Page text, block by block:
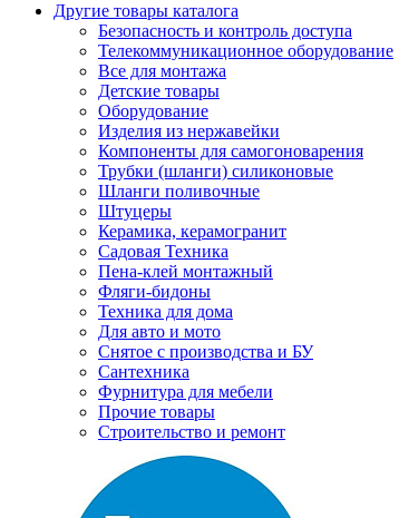
Другие товары каталога
Безопасность и контроль доступа
Телекоммуникационное оборудование
Все для монтажа
Детские товары
Оборудование
Изделия из нержавейки
Компоненты для самогоноварения
Трубки (шланги) силиконовые
Шланги поливочные
Штуцеры
Керамика, керамогранит
Садовая Техника
Пена-клей монтажный
Фляги-бидоны
Техника для дома
Для авто и мото
Снятое с производства и БУ
Сантехника
Фурнитура для мебели
Прочие товары
Строительство и ремонт